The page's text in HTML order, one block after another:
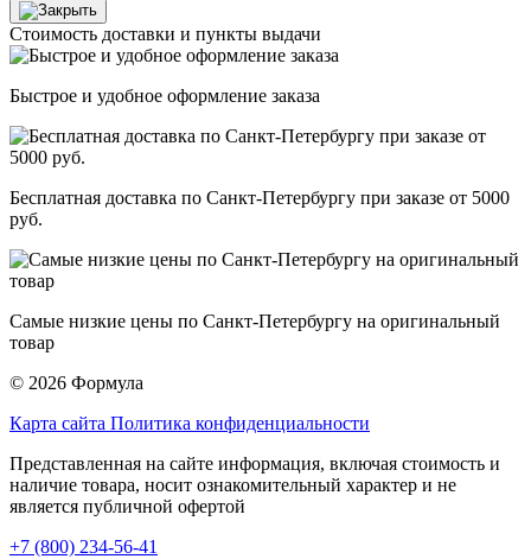
Стоимость доставки и пункты выдачи
Быстрое и удобное оформление заказа
Бесплатная доставка по Санкт-Петербургу при заказе от 5000
руб.
Самые низкие цены по Санкт-Петербургу на оригинальный
товар
© 2026 Формула
Карта сайта Политика конфиденциальности
Представленная на сайте информация, включая стоимость и
наличие товара, носит ознакомительный характер и не
является публичной офертой
+7 (800) 234-56-41